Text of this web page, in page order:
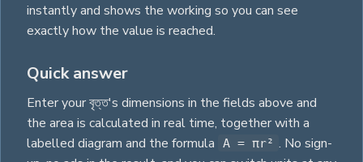
instantly and shows the working so you can see
exactly how the value is reached.
Quick answer
Enter yourবৃত্ত's dimensions in the fields above and
the area is calculated in real time, together with a
labelled diagram and the formula A = πr² . No sign-